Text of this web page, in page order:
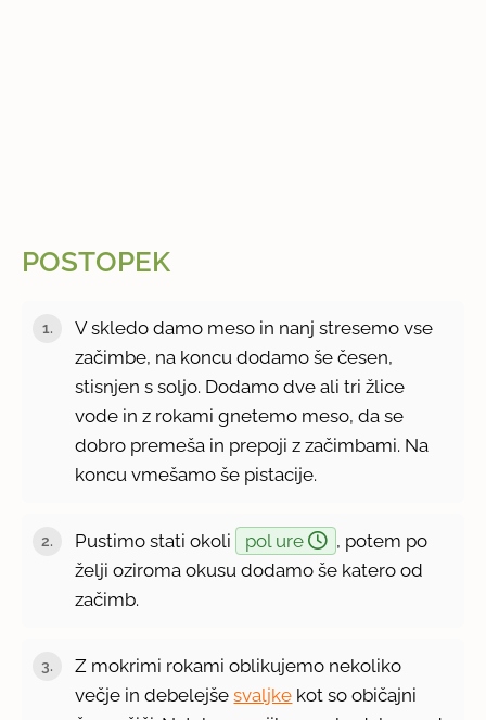
POSTOPEK
V skledo damo meso in nanj stresemo vse
začimbe, na koncu dodamo še česen,
stisnjen s soljo. Dodamo dve ali tri žlice
vode in z rokami gnetemo meso, da se
dobro premeša in prepoji z začimbami. Na
koncu vmešamo še pistacije.
Pustimo stati okoli pol ure
, potem po
želji oziroma okusu dodamo še katero od
začimb.
Z mokrimi rokami oblikujemo nekoliko
večje in debelejšesvaljke kot so običajni